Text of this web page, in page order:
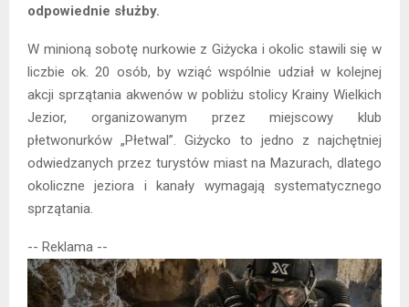
odpowiednie służby.
W minioną sobotę nurkowie z Giżycka i okolic stawili się w
liczbie ok. 20 osób, by wziąć wspólnie udział w kolejnej
akcji sprzątania akwenów w pobliżu stolicy Krainy Wielkich
Jezior, organizowanym przez miejscowy klub
płetwonurków „Płetwal”. Giżycko to jedno z najchętniej
odwiedzanych przez turystów miast na Mazurach, dlatego
okoliczne jeziora i kanały wymagają systematycznego
sprzątania.
-- Reklama --